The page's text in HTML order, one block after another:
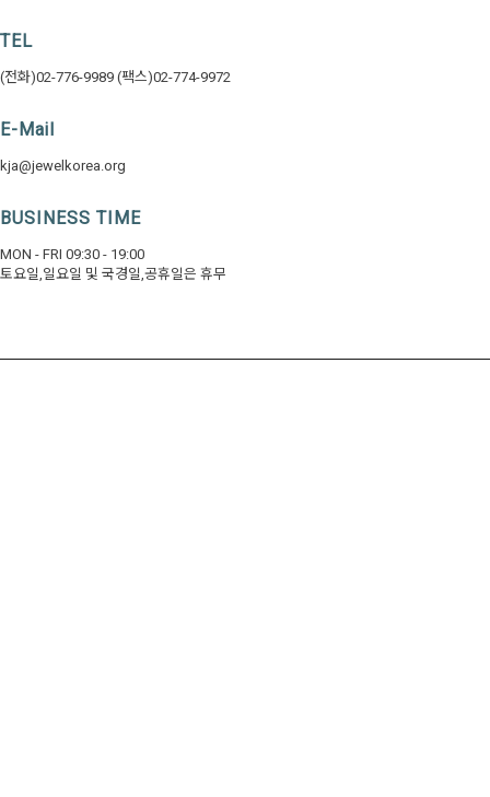
TEL
(전화)02-776-9989 (팩스)02-774-9972
E-Mail
kja@jewelkorea.org
BUSINESS TIME
MON - FRI 09:30 - 19:00
토요일,일요일 및 국경일,공휴일은 휴무